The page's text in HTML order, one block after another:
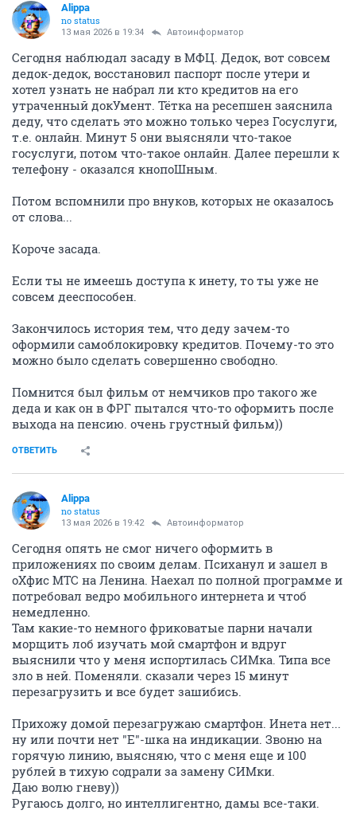
Alippa
no status
13 мая 2026 в 19:34 Автоинформатор
Сегодня наблюдал засаду в МФЦ. Дедок, вот совсем
дедок-дедок, восстановил паспорт после утери и
хотел узнать не набрал ли кто кредитов на его
утраченный докУмент. Тётка на ресепшен заяснила
деду, что сделать это можно только через Госуслуги,
т.е. онлайн. Минут 5 они выясняли что-такое
госуслуги, потом что-такое онлайн. Далее перешли к
телефону - оказался кнопоШным.
Потом вспомнили про внуков, которых не оказалось
от слова...
Короче засада.
Если ты не имеешь доступа к инету, то ты уже не
совсем дееспособен.
Закончилось история тем, что деду зачем-то
оформили самоблокировку кредитов. Почему-то это
можно было сделать совершенно свободно.
Помнится был фильм от немчиков про такого же
деда и как он в ФРГ пытался что-то оформить после
выхода на пенсию. очень грустный фильм))
ОТВЕТИТЬ
Alippa
no status
13 мая 2026 в 19:42 Автоинформатор
Сегодня опять не смог ничего оформить в
приложениях по своим делам. Психанул и зашел в
оХфис МТС на Ленина. Наехал по полной программе и
потребовал ведро мобильного интернета и чтоб
немедленно.
Там какие-то немного фриковатые парни начали
морщить лоб изучать мой смартфон и вдруг
выяснили что у меня испортилась СИМка. Типа все
зло в ней. Поменяли. сказали через 15 минут
перезагрузить и все будет зашибись.
Прихожу домой перезагружаю смартфон. Инета нет...
ну или почти нет "Е"-шка на индикации. Звоню на
горячую линию, выясняю, что с меня еще и 100
рублей в тихую содрали за замену СИМки.
Даю волю гневу))
Ругаюсь долго, но интеллигентно, дамы все-таки.